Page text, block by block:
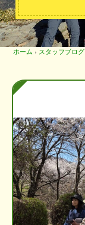
ホーム › スタッフブログ